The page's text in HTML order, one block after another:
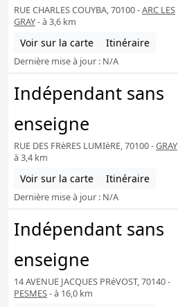
RUE CHARLES COUYBA, 70100 -ARC LES
GRAY- à 3,6 km
Voir sur la carte Itinéraire
Dernière mise à jour : N/A
Indépendant sans
enseigne
RUE DES FRèRES LUMIèRE, 70100 -GRAY
à 3,4 km
Voir sur la carte Itinéraire
Dernière mise à jour : N/A
Indépendant sans
enseigne
14 AVENUE JACQUES PRéVOST, 70140 -
PESMES- à 16,0 km